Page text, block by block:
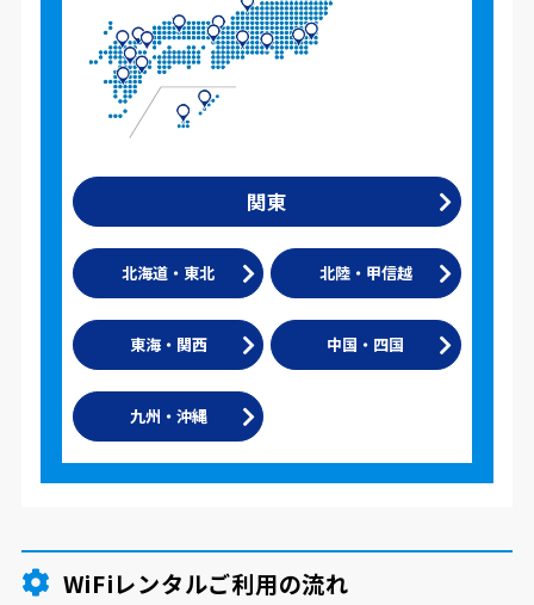
関東
北海道・東北 北陸・甲信越
東海・関西 中国・四国
九州・沖縄
WiFiレンタルご利用の流れ